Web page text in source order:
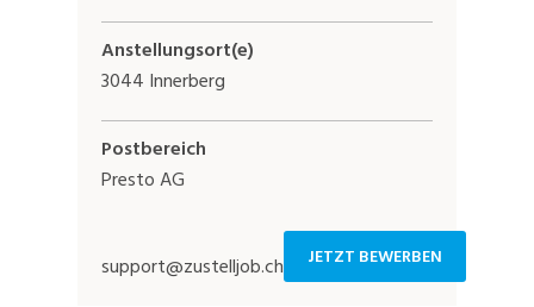
Anstellungsort(e)
3044 Innerberg
Postbereich
Presto AG
support@zustelljob.ch JETZT BEWERBEN